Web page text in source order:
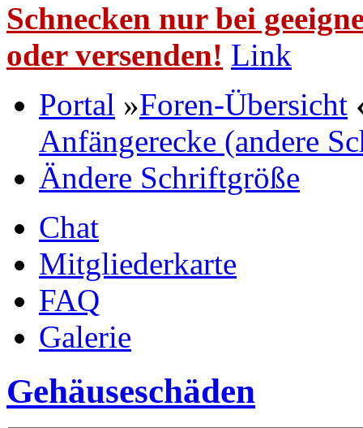
Schnecken nur bei
oder versenden! Link
Portal »Foren-Übersicht
Anfängerecke (andere
Ändere Schriftgröße
Chat
Mitgliederkarte
FAQ
Galerie
Gehäuseschäden